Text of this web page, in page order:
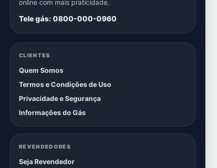
online com mais praticidade.
Tele gás: 0800-000-0960
CLIENTES
Quem Somos
Termos e Condições de Uso
Privacidade e Segurança
Informações do Gás
REVENDEDORES
Seja Revendedor